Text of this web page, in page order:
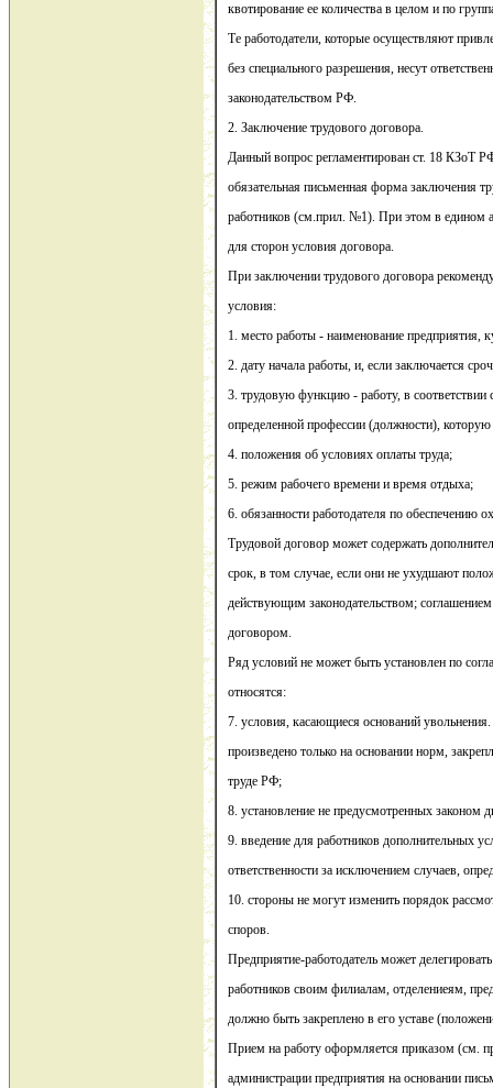
квотирование ее количества в целом и по
Те работодатели, которые осуществляют
без специального разрешения, несут
законодательством РФ.
2. Заключение трудового договора.
Данный вопрос регламентирован ст. 18 КЗоТ
обязательная письменная форма заключения
работников (см.прил. №1). При этом в едином
для сторон условия договора.
При заключении трудового договора
условия:
1. место работы - наименование предприятия,
2. дату начала работы, и, если заключается
3. трудовую функцию - работу, в соответствии
определенной профессии (должности),
4. положения об условиях оплаты труда;
5. режим рабочего времени и время отдыха;
6. обязанности работодателя по обеспечению
Трудовой договор может содержать
срок, в том случае, если они не ухудшают
действующим законодательством;
договором.
Ряд условий не может быть установлен по
относятся:
7. условия, касающиеся оснований
произведено только на основании норм,
труде РФ;
8. установление не предусмотренных законом
9. введение для работников дополнительных
ответственности за исключением случаев,
10. стороны не могут изменить порядок
споров.
Предприятие-работодатель может
работников своим филиалам, отделениеям,
должно быть закреплено в его уставе
Прием на работу оформляется приказом (см.
администрации предприятия на основании